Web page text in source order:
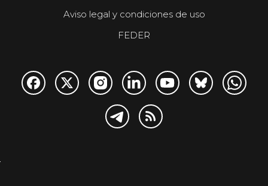
Aviso legal y condiciones de uso
FEDER